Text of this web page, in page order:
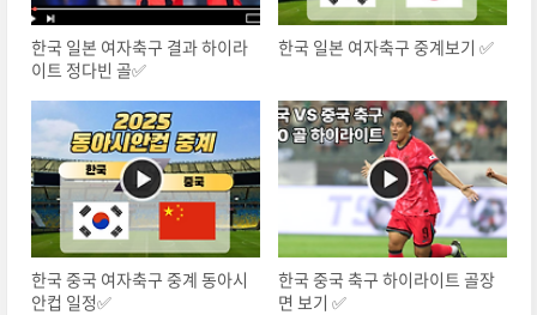
한국 일본 여자축구 결과 하이라
이트 정다빈 골✅
한국 일본 여자축구 중계보기 ✅
한국 중국 여자축구 중계 동아시
안컵 일정✅
한국 중국 축구 하이라이트 골장
면 보기 ✅